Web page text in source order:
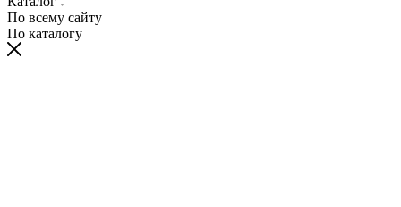
По всему сайту
По каталогу